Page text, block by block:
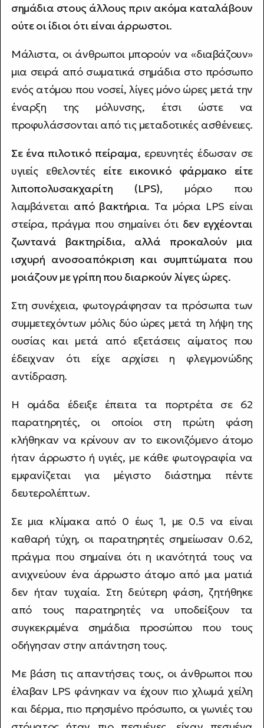
σημάδια στους άλλους πριν ακόμα καταλάβουν
ούτε οι ίδιοι ότι είναι άρρωστοι.
Μάλιστα, οι άνθρωποι μπορούν να «διαβάζουν»
μια σειρά από σωματικά σημάδια στο πρόσωπο
ενός ατόμου που νοσεί, λίγες μόνο ώρες μετά την
έναρξη της μόλυνσης, έτσι ώστε να
προφυλάσσονται από τις μεταδοτικές ασθένειες.
Σε ένα πιλοτικό πείραμα, ερευνητές έδωσαν σε
υγιείς εθελοντές είτε εικονικό φάρμακο είτε
λιποπολυσακχαρίτη (LPS), μόριο που
λαμβάνεται από βακτήρια. Τα μόρια LPS είναι
στείρα, πράγμα που σημαίνει ότι δεν εγχέονται
ζωντανά βακτηρίδια, αλλά προκαλούν μια
ισχυρή ανοσοαπόκριση και συμπτώματα που
μοιάζουν με γρίπη που διαρκούν λίγες ώρες.
Στη συνέχεια, φωτογράφησαν τα πρόσωπα των
συμμετεχόντων μόλις δύο ώρες μετά τη λήψη της
ουσίας και μετά από εξετάσεις αίματος που
έδειχναν ότι είχε αρχίσει η φλεγμονώδης
αντίδραση.
Η ομάδα έδειξε έπειτα τα πορτρέτα σε 62
παρατηρητές, οι οποίοι στη πρώτη φάση
κλήθηκαν να κρίνουν αν το εικονιζόμενο άτομο
ήταν άρρωστο ή υγιές, με κάθε φωτογραφία να
εμφανίζεται για μέγιστο διάστημα πέντε
δευτερολέπτων.
Σε μια κλίμακα από 0 έως 1, με 0.5 να είναι
καθαρή τύχη, οι παρατηρητές σημείωσαν 0.62,
πράγμα που σημαίνει ότι η ικανότητά τους να
ανιχνεύουν ένα άρρωστο άτομο από μια ματιά
δεν ήταν τυχαία. Στη δεύτερη φάση, ζητήθηκε
από τους παρατηρητές να υποδείξουν τα
συγκεκριμένα σημάδια προσώπου που τους
οδήγησαν στην απάντηση τους.
Με βάση τις απαντήσεις τους, οι άνθρωποι που
έλαβαν LPS φάνηκαν να έχουν πιο χλωμά χείλη
και δέρμα, πιο πρησμένο πρόσωπο, οι γωνιές του